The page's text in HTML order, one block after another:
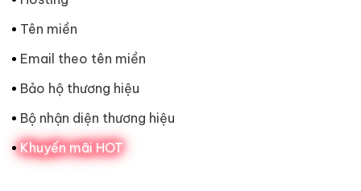
Tên miền
Email theo tên miền
Bảo hộ thương hiệu
Bộ nhận diện thương hiệu
Khuyến mãi HOT